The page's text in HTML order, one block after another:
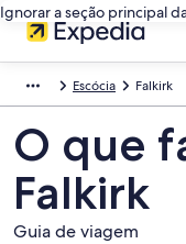
Ignorar a seção principal
Escócia Falkirk
O que
Falkirk
Guia de viagem